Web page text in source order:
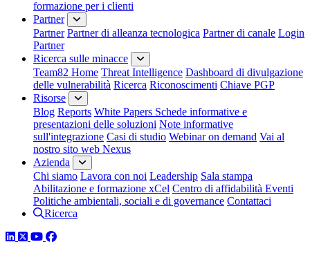
formazione per i clienti
Partner
Partner Partner di alleanza tecnologica Partner di canale Login
Partner
Ricerca sulle minacce
Team82 Home Threat Intelligence Dashboard di divulgazione
delle vulnerabilità Ricerca Riconoscimenti Chiave PGP
Risorse
Blog Reports White Papers Schede informative e
presentazioni delle soluzioni Note informative
sull'integrazione Casi di studio Webinar on demand Vai al
nostro sito web Nexus
Azienda
Chi siamo Lavora con noi Leadership Sala stampa
Abilitazione e formazione xCel Centro di affidabilità Eventi
Politiche ambientali, sociali e di governance Contattaci
Ricerca
LinkedIn
TwitterYouTube
Facebook